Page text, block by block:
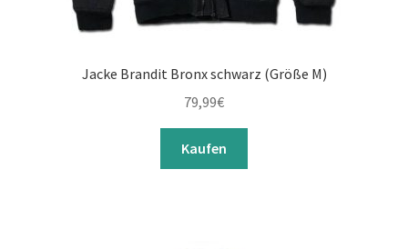
Jacke Brandit Bronx schwarz (Größe M)
79,99€
Kaufen